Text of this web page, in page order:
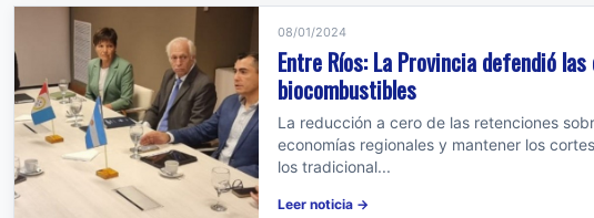
08/01/2024
Entre Ríos: La Provincia defendió
biocombustibles
La reducción a cero de las retenciones
economías regionales y mantener los
los tradicional...
Leer noticia →